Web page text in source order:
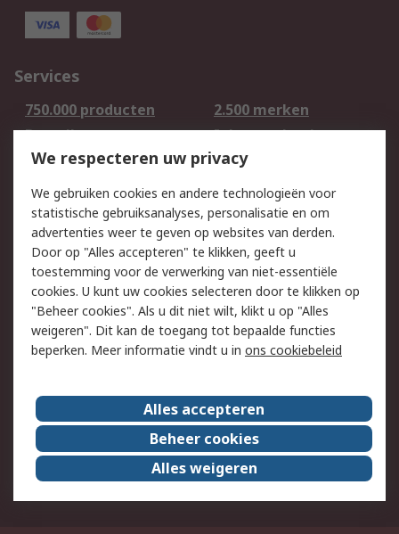
Services
750.000 producten
2.500 merken
Bestellen
Inkoopoplossingen
Retouren
Technisch advies
Track & Trace
Wettelijk
Cookiebeleid
Email veiligheid
Privacybeleid -
Bijgewerkt
Websitevoorwaarden
Algemene
verkoopvoorwaarden
Over RS
RS Group
Over ons
RS wereldwijd
Werken bij RS
ESG
We respecteren uw privacy
We gebruiken cookies en andere technologieën voor
statistische gebruiksanalyses, personalisatie en om
advertenties weer te geven op websites van derden.
Door op "Alles accepteren" te klikken, geeft u
toestemming voor de verwerking van niet-essentiële
cookies. U kunt uw cookies selecteren door te klikken op
"Beheer cookies". Als u dit niet wilt, klikt u op "Alles
weigeren". Dit kan de toegang tot bepaalde functies
beperken. Meer informatie vindt u in ons cookiebeleid
Alles accepteren
Beheer cookies
Alles weigeren